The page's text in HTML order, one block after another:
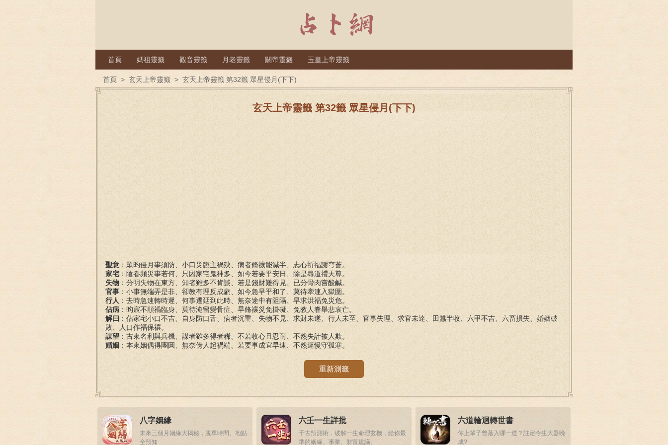
首頁 媽祖靈籤 觀音靈籤 月老靈籤 關帝靈籤 玉皇上帝靈籤
首頁 > 玄天上帝靈籤 > 玄天上帝靈籤 第32籤 眾星侵月(下下)
玄天上帝靈籤 第32籤 眾星侵月(下下)
聖意 ：眾昀侵月事須防、小口災臨主禍殃、病者脩禳能減半、志心祈福謝穹蒼。
家宅 ：陰眷頻災事若何、只因家宅鬼神多、如今若要平安日、除是尋道禮天尊。
失物 ：分明失物在東方、知者雖多不肯談、若是錢財難得見、已分骨肉嘗酸鹹。
官事 ：小事無端弄是非、卻教有理反成虧、如今急早平和了、莫待牽連入獄圍。
行人 ：去時急速轉時遲、何事遷延到此時、無奈途中有阻隔、早求洪福免災危。
佔病 ：昀宸不順禍臨身、莫待淹留變骨症、早脩禳災免掛礙、免教人眷舉悲哀亡。
解曰 ：佔家宅小口不吉、自身防口舌、病者沉重、失物不見、求財未遂、行人未至、官事失理、求官未達、田蠶半收、六甲不吉、六畜損失、婚姻破
敗、人口作福保禳。
謀望 ：古來名利與兵機、謀者雖多得者稀、不若收心且忍耐、不然失計被人欺。
婚姻 ：本來姻偶得團圓、無奈傍人起禍端、若要事成宜早速、不然遲慢守孤寒。
重新測籤
八字姻緣
未來三個月姻緣大揭秘，脫單時間、地點
全預知
六壬一生詳批
千古預測術，破解一生命理玄機，給你最
準的姻緣、事業、財富建議。
六道輪迴轉世書
你上輩子曾落入哪一道？註定今生大器晚
成?